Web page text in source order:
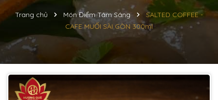
Trang chủ Món Điểm Tâm Sáng
SALTED COFFEE -
CAFE MUỐI SÀI GÒN 300ml